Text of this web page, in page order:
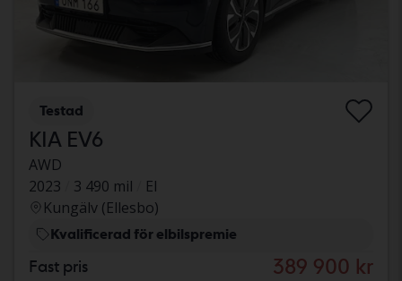
Testad
KIA EV6
AWD
2023
3 490 mil
El
Kungälv (Ellesbo)
Kvalificerad för elbilspremie
Fast pris 389 900 kr